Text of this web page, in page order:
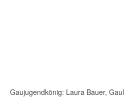
Gaujugendkönig: Laura Bauer,